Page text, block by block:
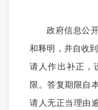
政府信息公
和释明，并自收
请人作出补正，
限。答复期限自
请人无正当理由